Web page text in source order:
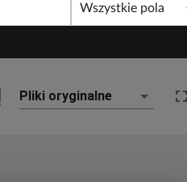
Wszystkie pola